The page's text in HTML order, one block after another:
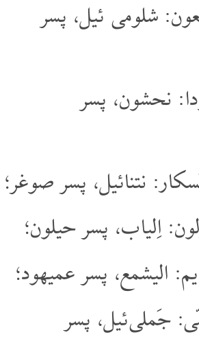
شلومی ئیل، پسر
نحشون، پسر
نتنائیل، پسر صوغر؛
اِلیاب، پسر حیلون؛
الیشمع، پسر عمیهود؛
جَملی ئیل، پسر